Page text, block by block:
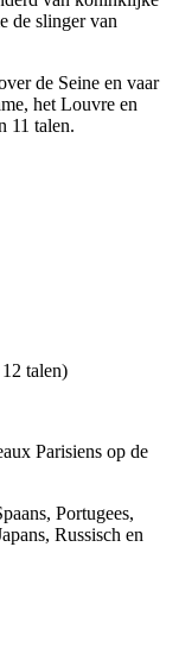
de slinger van
de Seine en vaar
het Louvre en
11 talen.
talen)
Parisiens op de
Portugees,
Russisch en